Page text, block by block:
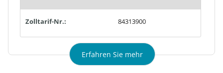
Zolltarif-Nr.: 84313900
Erfahren Sie mehr